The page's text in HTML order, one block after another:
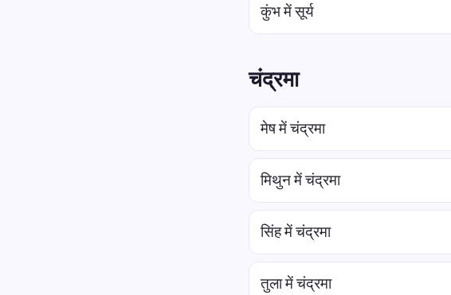
कुंभ में सूर्य
चंद्रमा
मेष में चंद्रमा
मिथुन में चंद्रमा
सिंह में चंद्रमा
तुला में चंद्रमा